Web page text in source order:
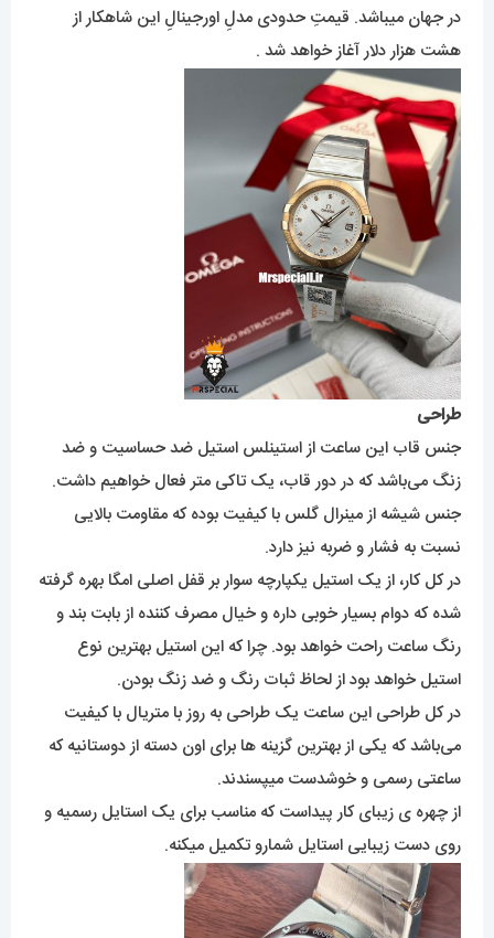
در جهان میباشد. قیمتِ حدودی مدلِ اورجینالِ این شاهکار از
هشت هزار دلار آغاز خواهد شد .
طراحی
جنس قاب این ساعت از استینلس استیل ضد حساسیت و ضد
زنگ می‌باشد که در دور قاب، یک تاکی متر فعال خواهیم داشت.
جنس شیشه از مینرال گلس با کیفیت بوده که مقاومت بالایی
نسبت به فشار و ضربه نیز دارد.
در کل کار، از یک استیل یکپارچه سوار بر قفل اصلی امگا بهره گرفته
شده که دوام بسیار خوبی داره و خیال مصرف کننده از بابت بند و
رنگ ساعت راحت خواهد بود. چرا که این استیل بهترین نوع
استیل خواهد بود از لحاظ ثبات رنگ و ضد زنگ بودن.
در کل طراحی این ساعت یک طراحی به روز با متریال با کیفیت
می‌باشد که یکی از بهترین گزینه ها برای اون دسته از دوستانیه که
ساعتی رسمی و خوشدست میپسندند.
از چهره ی زیبای کار پیداست که مناسب برای یک استایل رسمیه و
روی دست زیبایی استایل شمارو تکمیل میکنه.